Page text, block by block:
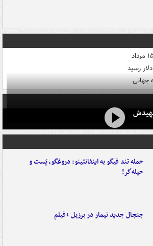
جهانی
حمله تند فیگو به اینفانتینو: دروغگو، پَست‌ و
حیله‌گر!
جنجال جدید نیمار در برزیل +فیلم